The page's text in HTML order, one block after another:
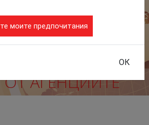
АГЕНЦИИТЕ
моите предпочитания
ОК